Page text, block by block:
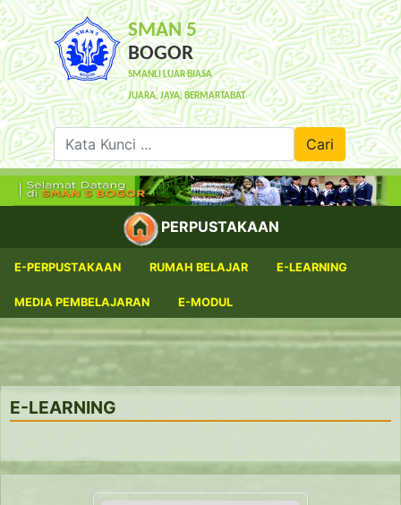
SMAN 5
BOGOR
SMANLI LUAR BIASA
JUARA, JAYA, BERMARTABAT
Kata Kunci ... Cari
PERPUSTAKAAN
E-PERPUSTAKAAN RUMAH BELAJAR E-LEARNING
MEDIA PEMBELAJARAN E-MODUL
E-LEARNING